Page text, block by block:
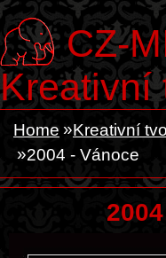
CZ-
Kreativní
Home Kreativní
2004 - Vánoce